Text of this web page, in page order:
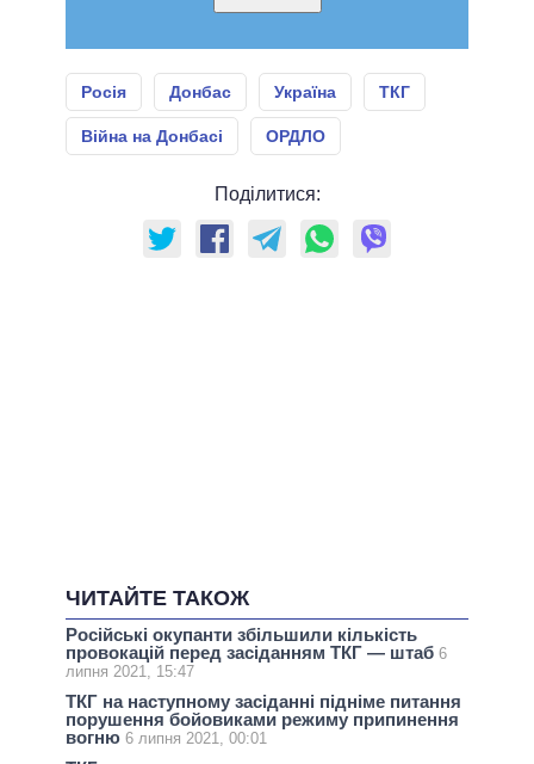
Росія Донбас Україна ТКГ
Війна на Донбасі ОРДЛО
Поділитися:
ЧИТАЙТЕ ТАКОЖ
Російські окупанти збільшили кількість
провокацій перед засіданням ТКГ — штаб 6
липня 2021, 15:47
ТКГ на наступному засіданні підніме питання
порушення бойовиками режиму припинення
вогню 6 липня 2021, 00:01